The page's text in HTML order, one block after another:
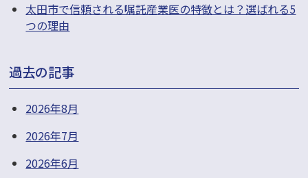
太田市で信頼される嘱託産業医の特徴とは？選ばれる5
つの理由
過去の記事
2026年8月
2026年7月
2026年6月